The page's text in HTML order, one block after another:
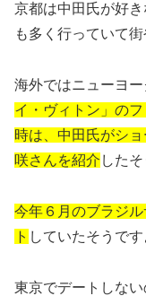
京都は中田氏が好
も多く行っていて
海外ではニューヨー
イ・ヴィトン」の
時は、中田氏がシ
咲さんを紹介 したそ
今年６月のブラジ
ト していたそうです
東京でデートしな